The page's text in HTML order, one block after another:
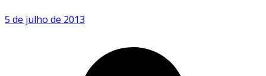
5 de julho de 2013